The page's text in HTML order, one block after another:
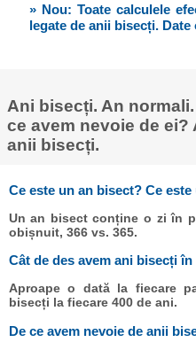
» Nou: Toate calculele
legate de anii bisecți.
Ani bisecți. An
ce avem nevoie de
anii bisecți.
Ce este un an bisect? Ce
Un an bisect conține o zi în
obișnuit, 366 vs. 365.
Cât de des avem ani bisecți
Aproape o dată la fiecare
bisecți la fiecare 400 de ani.
De ce avem nevoie de anii